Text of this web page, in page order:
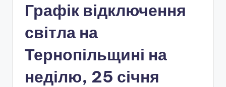
Графік відключення
світла на
Тернопільщині на
неділю, 25 січня